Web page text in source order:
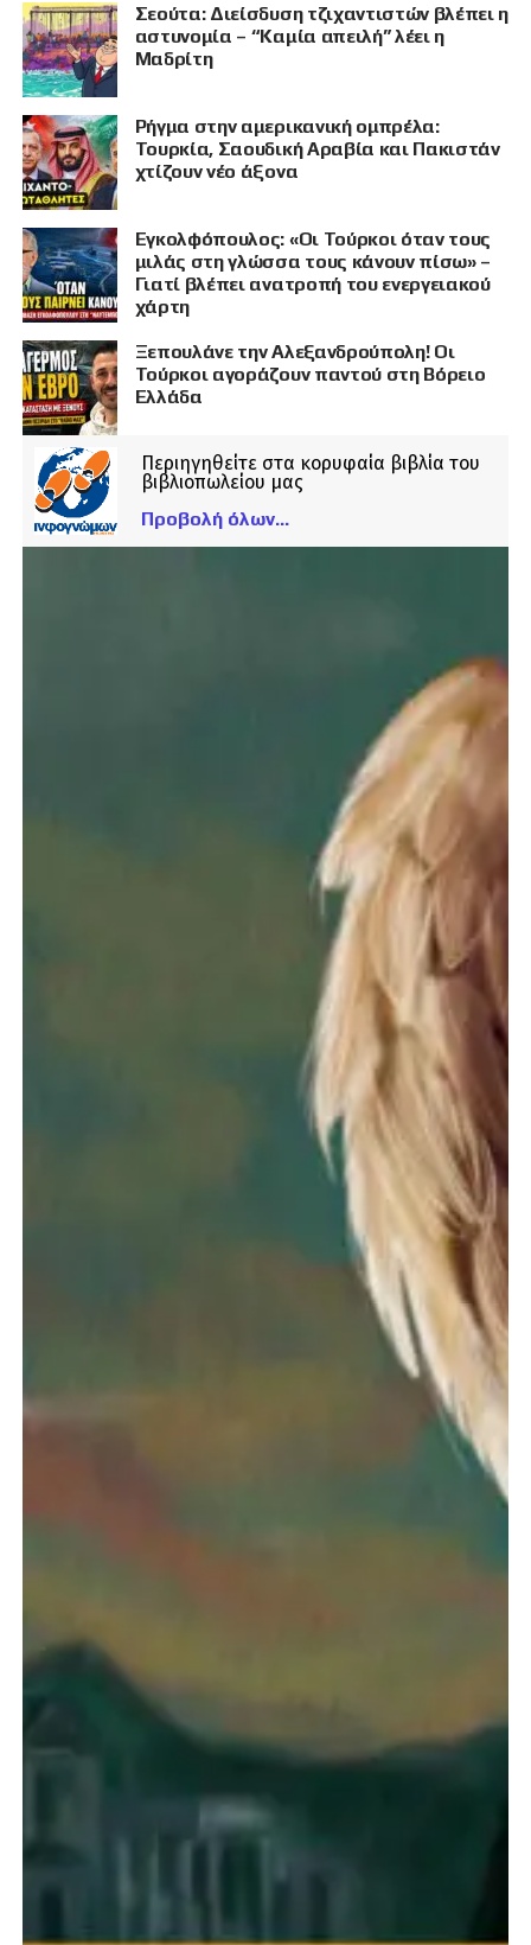
Σεούτα: Διείσδυση τζιχαντιστών βλέπει η
αστυνομία – “Καμία απειλή” λέει η
Μαδρίτη
Ρήγμα στην αμερικανική ομπρέλα:
Τουρκία, Σαουδική Αραβία και Πακιστάν
χτίζουν νέο άξονα
Εγκολφόπουλος: «Οι Τούρκοι όταν τους
μιλάς στη γλώσσα τους κάνουν πίσω» –
Γιατί βλέπει ανατροπή του ενεργειακού
χάρτη
Ξεπουλάνε την Αλεξανδρούπολη! Οι
Τούρκοι αγοράζουν παντού στη Βόρειο
Ελλάδα
Περιηγηθείτε στα κορυφαία βιβλία του
βιβλιοπωλείου μας
Προβολή όλων